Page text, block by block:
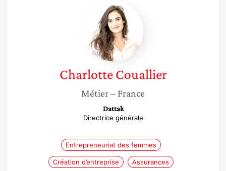
Charlotte
Couallier
Charlotte Couallier
Métier– France
Dattak
Directrice générale
Entrepreneuriat des femmes
Création d’entreprise Assurances